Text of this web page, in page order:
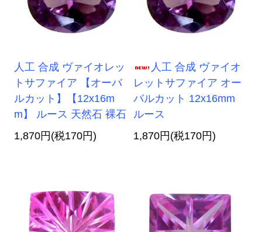
人工 合成 ヴァイオレッ
トサファイア 【オーバ
ルカット】【12x16m
m】 ルース 天然石 裸石
1,870円(税170円)
人工 合成 ヴァイオ
レットサファイア オー
バルカット 12x16mm
ルース
1,870円(税170円)